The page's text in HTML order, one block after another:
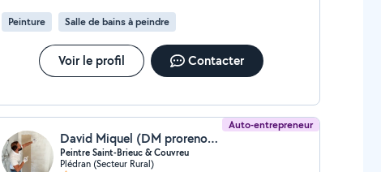
décoration Travaux de peinture extérieure (tous
supports : briques, pierre, plâtre, boiserie, ferronnerie,
bois, ...) Pose de revêtements muraux (papier peint,
toile de verre, Patent). Peinture intérieure/Extérieur
Application d'une peinture isolante reflective coupe les
MURS FROID. N'hésitez pas à me contacter .
Peinture Salle de bains à peindre
Voir le profil Contacter
Auto-entrepreneur
David Miquel (DM prorenov - Peintre - Couverture - Nettoyage)
Peintre Saint-Brieuc & Couvreu
Plédran (Secteur Rural)